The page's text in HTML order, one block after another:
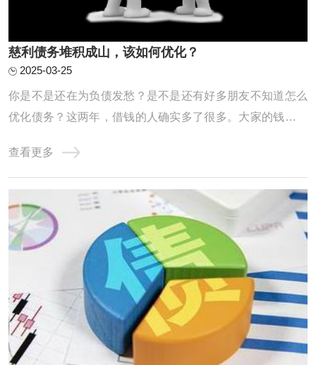
慈利债务堆积成山，该如何优化？
2025-03-25
你是不是还在为负债发愁？是不是还有好多朋友不知道怎么
优化债务？这两年，借钱的人确实多了很多。大家的钱包都
用卡透支、查询频繁、逾期不断，其实这些问题都是因为这
两年收入缩水，导致房贷车贷压得人喘不过气，只能靠网贷
和信用卡拆东墙补西墙，结果征信记录也变得 ...
查看更多